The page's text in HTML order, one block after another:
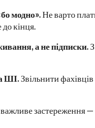
модно».Не варто
кінця.
а не підписки.
ШІ.Звільнити
застереження —